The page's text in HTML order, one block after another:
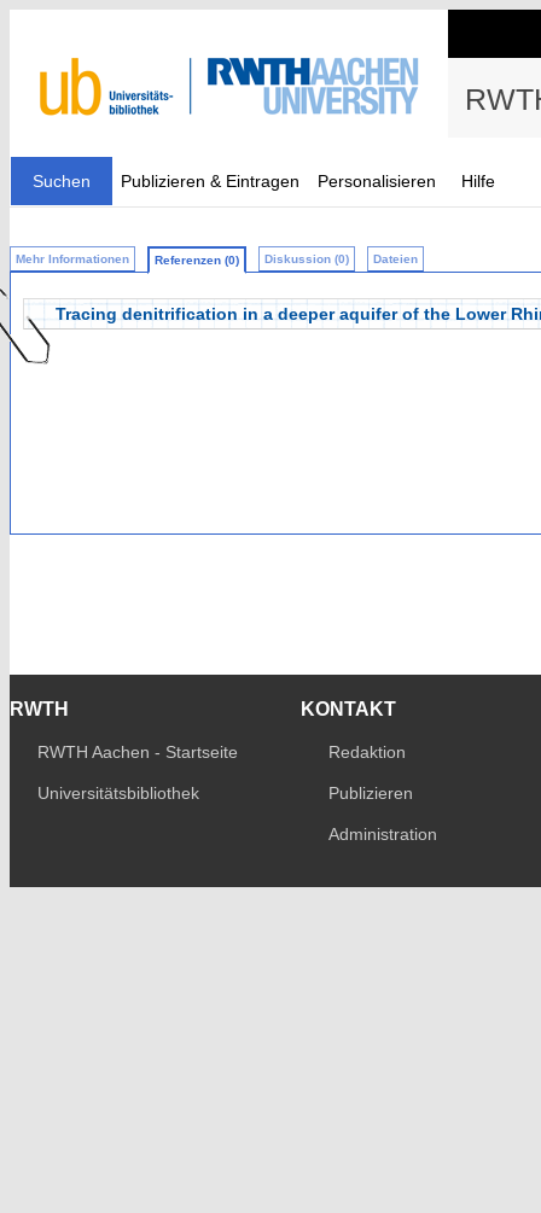
Suchen Publizieren & Eintragen Personalisieren Hilfe
Mehr Informationen Referenzen (0) Diskussion (0) Dateien
Tracing denitrification in a deeper aquifer of the Lower
RWTH
RWTH Aachen - Startseite
Universitätsbibliothek
KONTAKT
Redaktion
Publizieren
Administration